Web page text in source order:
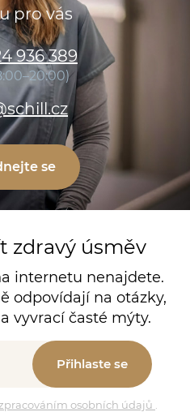
zdravý úsměv
internetu nenajdete.
odpovídají na otázky,
vyvrací časté mýty.
Přihlaste se
zpracováním osobních údajů
pro vás
936 389
se